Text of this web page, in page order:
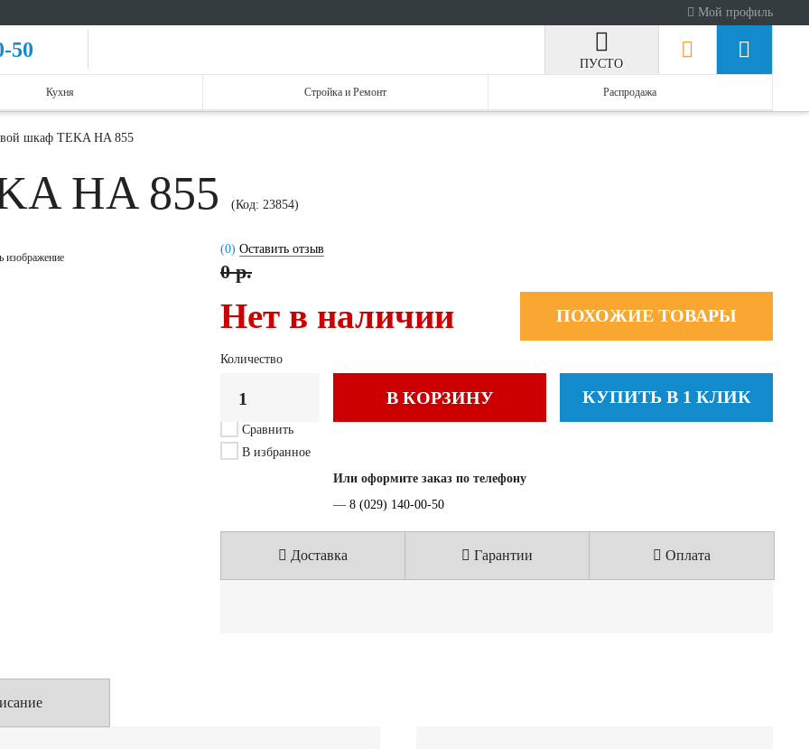
Мой профиль
50
ПУСТО
Кухня Стройка и Ремонт Распродажа
шкаф TEKA HA 855
HA 855 (Код: 23854)
изображение
(0) Оставить отзыв
0 р.
Нет в наличии ПОХОЖИЕ ТОВАРЫ
Количество
В КОРЗИНУ КУПИТЬ В 1 КЛИК
Сравнить
В избранное
Или оформите заказ по телефону
— 8 (029) 140-00-50
Доставка Гарантии Оплата